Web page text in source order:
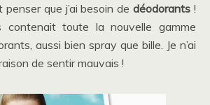
que j’ai besoin dedéodorants !
toute la nouvelle gamme
aussi bien spray que bille. Je n’ai
de sentir mauvais !